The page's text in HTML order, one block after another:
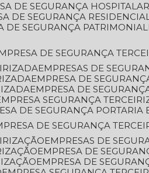
DE SEGURANÇA HOSPITALAR
DE SEGURANÇA
DE SEGURANÇA PATRIMONIAL
DE SEGURANÇA
EMPRESAS DE
EMPRESA DE
EMPRESA DE
EMPRESA SEGURANÇA
DE SEGURANÇA PORTARIA
DE SEGURANÇA
EMPRESAS DE
EMPRESA DE
EMPRESA DE